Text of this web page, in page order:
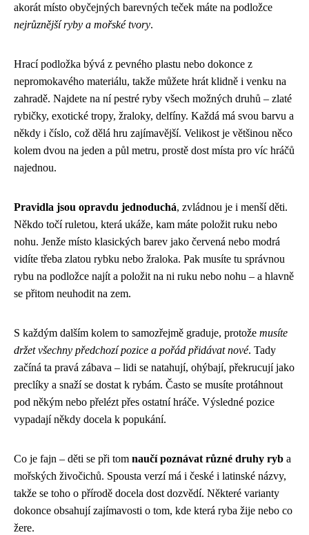
akorát místo obyčejných barevných teček máte na podložce
nejrůznější ryby a mořské tvory.
Hrací podložka bývá z pevného plastu nebo dokonce z
nepromokavého materiálu, takže můžete hrát klidně i venku na
zahradě. Najdete na ní pestré ryby všech možných druhů – zlaté
rybičky, exotické tropy, žraloky, delfíny. Každá má svou barvu a
někdy i číslo, což dělá hru zajímavější. Velikost je většinou něco
kolem dvou na jeden a půl metru, prostě dost místa pro víc hráčů
najednou.
Pravidla jsou opravdu jednoduchá, zvládnou je i menší děti.
Někdo točí ruletou, která ukáže, kam máte položit ruku nebo
nohu. Jenže místo klasických barev jako červená nebo modrá
vidíte třeba zlatou rybku nebo žraloka. Pak musíte tu správnou
rybu na podložce najít a položit na ni ruku nebo nohu – a hlavně
se přitom neuhodit na zem.
S každým dalším kolem to samozřejmě graduje, protože musíte
držet všechny předchozí pozice a pořád přidávat nové. Tady
začíná ta pravá zábava – lidi se natahují, ohýbají, překrucují jako
preclíky a snaží se dostat k rybám. Často se musíte protáhnout
pod někým nebo přelézt přes ostatní hráče. Výsledné pozice
vypadají někdy docela k popukání.
Co je fajn – děti se při tom naučí poznávat různé druhy ryb a
mořských živočichů. Spousta verzí má i české i latinské názvy,
takže se toho o přírodě docela dost dozvědí. Některé varianty
dokonce obsahují zajímavosti o tom, kde která ryba žije nebo co
žere.